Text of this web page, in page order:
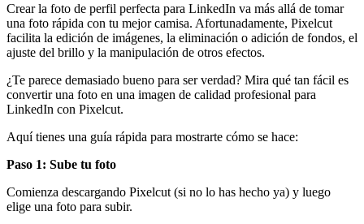
Crear la foto de perfil perfecta para LinkedIn va más allá de tomar
una foto rápida con tu mejor camisa. Afortunadamente, Pixelcut
facilita la edición de imágenes, la eliminación o adición de fondos, el
ajuste del brillo y la manipulación de otros efectos.
¿Te parece demasiado bueno para ser verdad? Mira qué tan fácil es
convertir una foto en una imagen de calidad profesional para
LinkedIn con Pixelcut.
Aquí tienes una guía rápida para mostrarte cómo se hace:
Paso 1: Sube tu foto
Comienza descargando Pixelcut (si no lo has hecho ya) y luego
elige una foto para subir.